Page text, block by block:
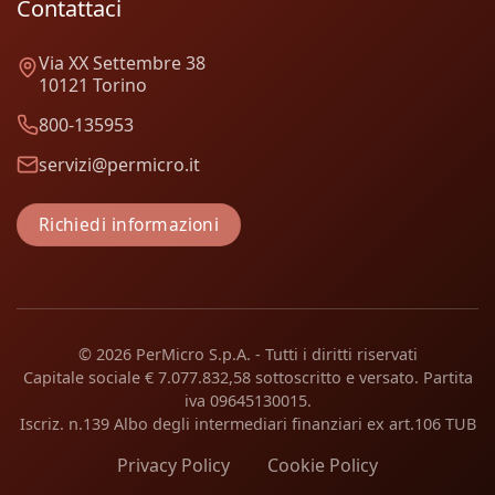
Contattaci
Via XX Settembre 38
10121 Torino
800-135953
servizi@permicro.it
Richiedi informazioni
© 2026 PerMicro S.p.A. - Tutti i diritti riservati
Capitale sociale € 7.077.832,58 sottoscritto e versato. Partita
iva 09645130015.
Iscriz. n.139 Albo degli intermediari finanziari ex art.106 TUB
Privacy Policy Cookie Policy